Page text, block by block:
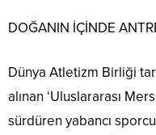
DOĞANIN İÇİNDE
Dünya Atletizm Birliği
alınan ‘Uluslararası
sürdüren yabancı